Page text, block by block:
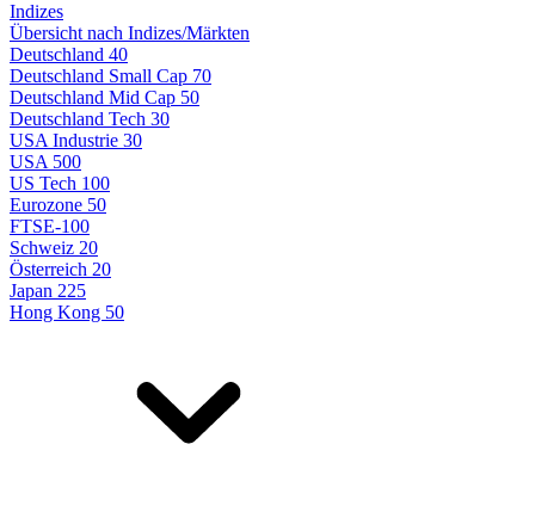
Indizes
Übersicht nach Indizes/Märkten
Deutschland 40
Deutschland Small Cap 70
Deutschland Mid Cap 50
Deutschland Tech 30
USA Industrie 30
USA 500
US Tech 100
Eurozone 50
FTSE-100
Schweiz 20
Österreich 20
Japan 225
Hong Kong 50